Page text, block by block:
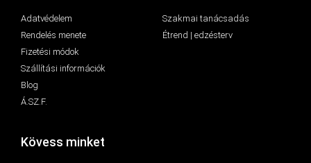
Adatvédelem
Rendelés menete
Fizetési módok
Szállítási információk
Blog
Á.SZ.F.
Szakmai tanácsadás
Étrend | edzésterv
Kövess minket